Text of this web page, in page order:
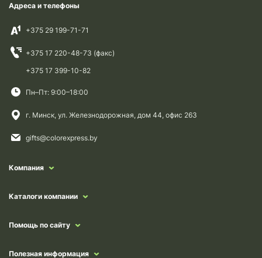
Адреса и телефоны
+375 29 199-71-71
+375 17 220-48-73 (факс)
+375 17 399-10-82
Пн–Пт: 9:00–18:00
г. Минск, ул. Железнодорожная, дом 44, офис 263
gifts@colorexpress.by
Компания
Каталоги компании
Помощь по сайту
Полезная информация